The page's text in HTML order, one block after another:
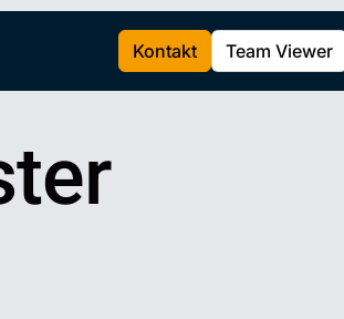
Kontakt Team Viewer